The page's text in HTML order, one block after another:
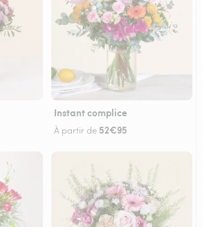
Instant complice
À partir de 52€95